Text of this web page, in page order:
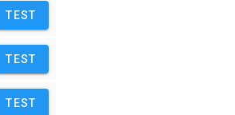
TEST
TEST
TEST